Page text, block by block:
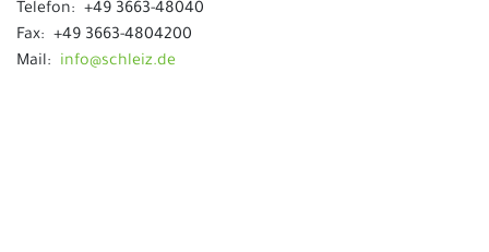
Telefon: +49 3663-48040
Fax: +49 3663-4804200
Mail: info@schleiz.de